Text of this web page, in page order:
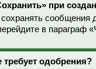
при
сообщения
в параграф
одобрения?